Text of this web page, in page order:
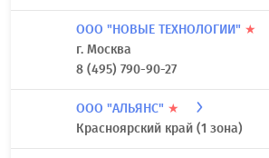
ООО "НОВЫЕ ТЕХНОЛОГИИ" ★
г. Москва
8 (495) 790-90-27
ООО "АЛЬЯНС" ★
Красноярский край (1 зона)